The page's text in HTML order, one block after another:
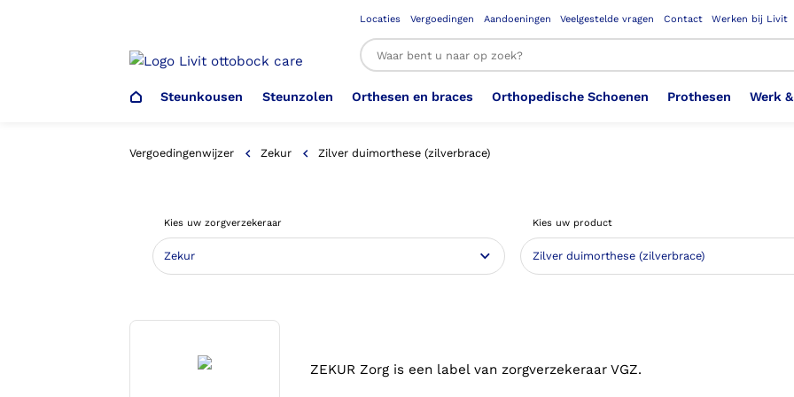
Locaties Vergoedingen Aandoeningen Veelgestelde vragen Contact Werken bij Livit
Steunkousen
Steunkousen (klasse 1)
Kousen (klasse 2)
Aantrekhulpen
Steunzolen
Steunzolen 3D geprinte steunzolen
Voetdrukmeting
Orthesen en braces
Arm Elleboog Been Knie
Heup Bekken Lies Hoofd Nek
Orthopedische Schoenen
Schoenencatalogus Orthopedische Schoenen OSA
Ambulo Badschoenen
Prothesen
Armprothese Bovenbeenprothese
Elleboogprothese Hand & Vinger prothese
Onderbeenprothese
Werk
Werkgever
Werknemer
Vergoedingenwijzer Zekur Zilver duimorthese (zilverbrace)
Kies uw zorgverzekeraar Kies uw product
ZEKUR Zorg is een label van zorgverzekeraar VGZ.